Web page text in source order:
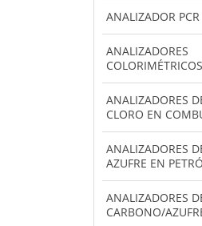
ANALIZADOR PCR
ANALIZADORES
COLORIMÉTRICOS
ANALIZADORES
CLORO EN
ANALIZADORES
AZUFRE EN
ANALIZADORES
CARBONO/